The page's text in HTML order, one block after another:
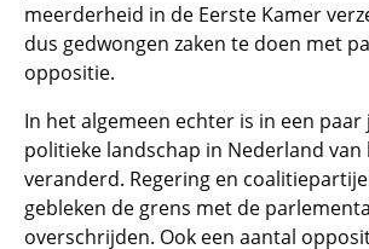
meerderheid in de Eerste Kamer
dus gedwongen zaken te doen met
oppositie.
In het algemeen echter is in een
politieke landschap in Nederland van
veranderd. Regering en
gebleken de grens met de
overschrijden. Ook een aantal